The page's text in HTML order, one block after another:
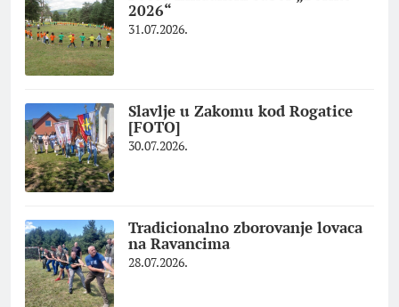
2026“
31.07.2026.
Slavlje u Zakomu kod Rogatice
[FOTO]
30.07.2026.
Tradicionalno zborovanje lovaca
na Ravancima
28.07.2026.